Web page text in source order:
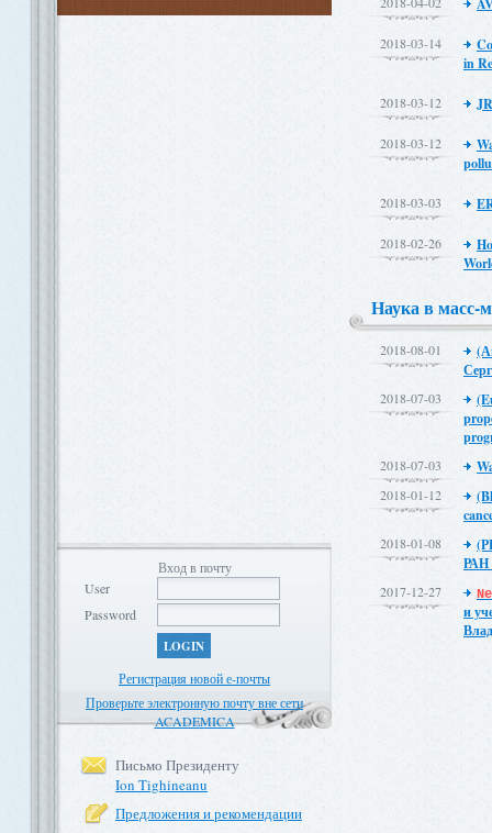
Вход в почту
User
Password
LOGIN
Регистрация новой е-почты
Проверьте электронную почту вне сети
ACADEMICA
Письмо Президенту
Ion Tighineanu
Предложения и рекомендации
2018-03-14
in
2018-03-12
2018-03-12
2018-03-03
2018-02-26
Наука в масс-
2018-08-01
2018-07-03
2018-07-03
2018-01-12
2018-01-08
РАН
2017-12-27
и